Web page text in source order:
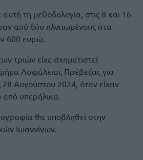
τη μεθοδολογία, στις 8 και 16
από δύο ηλικιωμένους στα
600 ευρώ.
τριών είχε σχηματιστεί
Ασφάλειας Πρέβεζας για
28 Αυγούστου 2024, όταν είχαν
υπερήλικα.
θα υποβληθεί στην
Ιωαννίνων.